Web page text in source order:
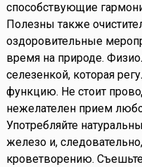
способствующие
Полезны также
оздоровительные
время на природе.
селезенкой, которая
функцию. Не стоит
нежелателен прием
Употребляйте
железо и,
кроветворению.